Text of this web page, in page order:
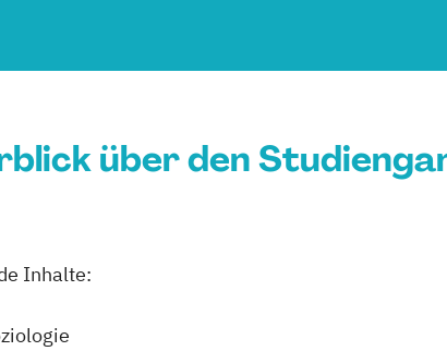
über den
Inhalte: